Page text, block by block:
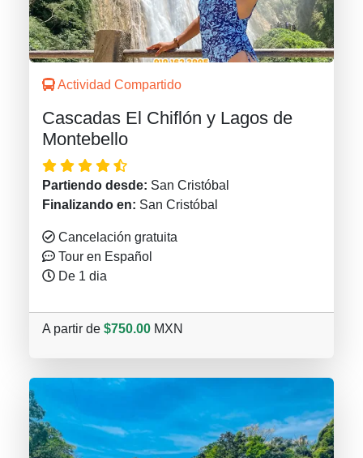
Actividad Compartido
Cascadas El Chiflón y Lagos de
Montebello
Partiendo desde: San Cristóbal
Finalizando en: San Cristóbal
Cancelación gratuita
Tour en Español
De 1 dia
A partir de $750.00 MXN